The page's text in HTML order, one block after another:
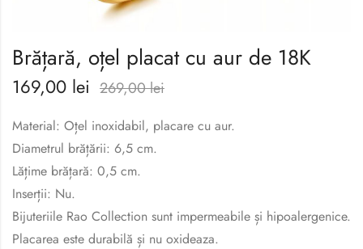
Brățară, oțel placat cu aur de 18K
169,00 lei 269,00lei
Material: Oțel inoxidabil, placare cu aur.
Diametrul brățării: 6,5 cm.
Lățime brățară: 0,5 cm.
Inserții: Nu.
Bijuteriile Rao Collection sunt impermeabile și hipoalergenice.
Placarea este durabilă și nu oxideaza.